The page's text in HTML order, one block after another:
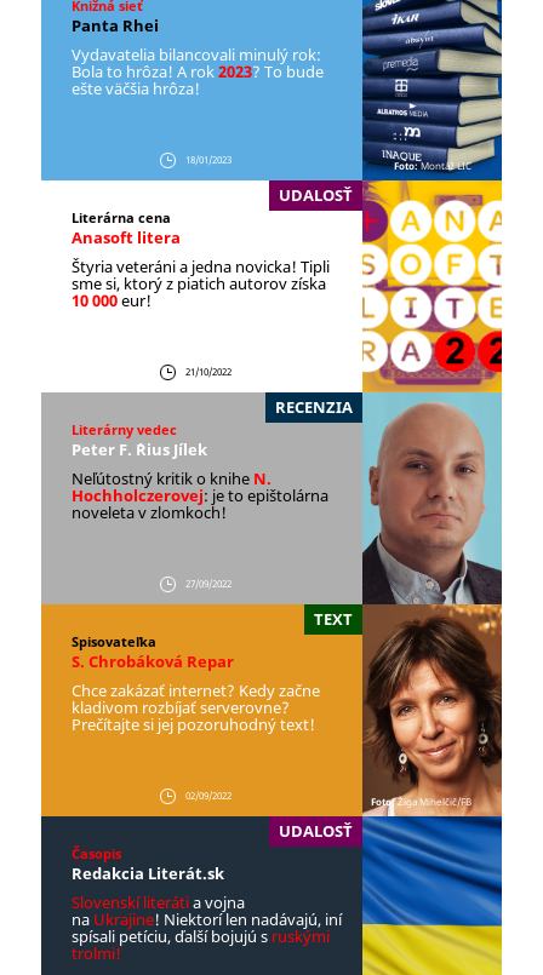
Knižná sieť
Panta Rhei
Vydavatelia bilancovali minulý rok:
Bola to hrôza! A rok2023? To bude
ešte väčšia hrôza!
18/01/2023 Foto:Montáž LIC
UDALOSŤ
Literárna cena
Anasoft litera
Štyria veteráni a jedna novicka! Tipli
sme si, ktorý z piatich autorov získa
10 000eur!
21/10/2022
RECENZIA
Literárny vedec
Peter F. ´Rius Jílek
Neľútostný kritik o knihe N.
Hochholczerovej: je to epištolárna
noveleta v zlomkoch!
27/09/2022
TEXT
Spisovateľka
S. Chrobáková Repar
Chce zakázať internet? Kedy začne
kladivom rozbíjať serverovne?
Prečítajte si jej pozoruhodný text!
02/09/2022 Foto:Žiga Mihelčič/FB
UDALOSŤ
Časopis
Redakcia Literát.sk
Slovenskí literátia vojna
na Ukrajine! Niektorí len nadávajú, iní
spísali petíciu, ďalší bojujú s ruskými
trolmi!